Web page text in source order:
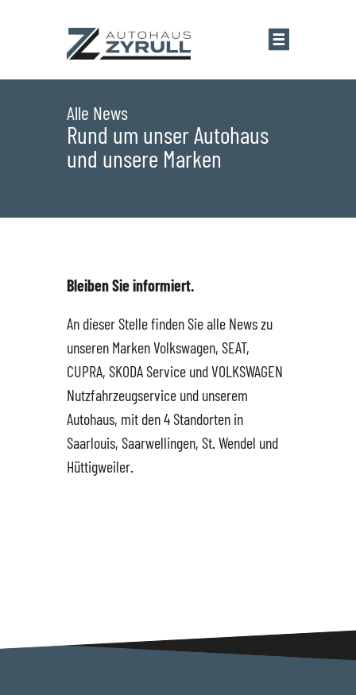
Startseite
Standorte
St. Wendel
Hüttigweiler
Übersicht
SEAT
CUPRA
Service
Gewerbekunden
Probefahrt
Karriere
Alle News
Rund um unser Autohaus
und unsere Marken
Bleiben Sie informiert.
An dieser Stelle finden Sie alle News zu
unseren Marken Volkswagen, SEAT,
CUPRA, SKODA Service und VOLKSWAGEN
Nutzfahrzeugservice und unserem
Autohaus, mit den 4 Standorten in
Saarlouis, Saarwellingen, St. Wendel und
Hüttigweiler.